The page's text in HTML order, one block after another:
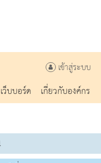
เข้าสู่ระบบ
เว็บบอร์ด
เกี่ยวกับองค์กร